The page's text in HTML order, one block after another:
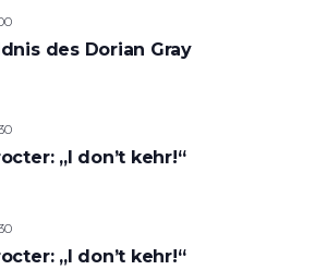
des Dorian Gray
„I don’t kehr!“
„I don’t kehr!“